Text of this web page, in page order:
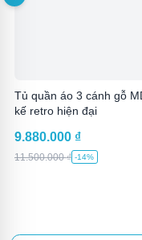
Tủ quần áo 3 cánh gỗ
kế retro hiện đại
9.880.000 ₫
11.500.000₫ -14%